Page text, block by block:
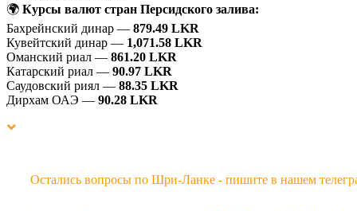
🌍 Курсы валют стран Персидского залива:
Бахрейнский динар — 879.49 LKR
Кувейтский динар — 1,071.58 LKR
Оманский риал — 861.20 LKR
Катарский риал — 90.97 LKR
Саудовский риял — 88.35 LKR
Дирхам ОАЭ — 90.28 LKR
Остались вопросы по Шри-Ланке - пишите в нашем